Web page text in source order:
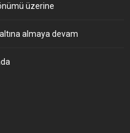
üzerine
altına almaya devam